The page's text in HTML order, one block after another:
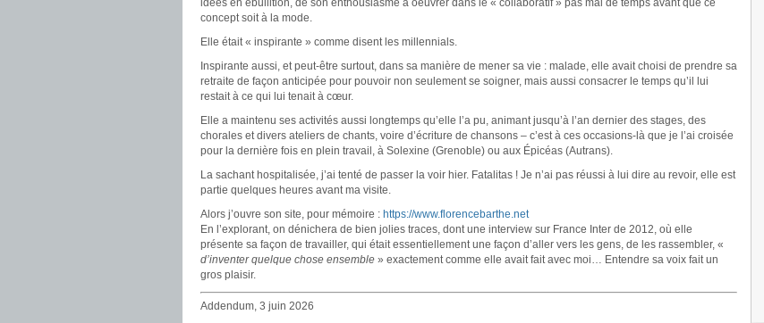
idées en ébullition, de son enthousiasme à oeuvrer dans le « collaboratif » pas mal de temps avant que ce
concept soit à la mode.
Elle était « inspirante » comme disent les millennials.
Inspirante aussi, et peut-être surtout, dans sa manière de mener sa vie : malade, elle avait choisi de prendre sa
retraite de façon anticipée pour pouvoir non seulement se soigner, mais aussi consacrer le temps qu’il lui
restait à ce qui lui tenait à cœur.
Elle a maintenu ses activités aussi longtemps qu’elle l’a pu, animant jusqu’à l’an dernier des stages, des
chorales et divers ateliers de chants, voire d’écriture de chansons – c’est à ces occasions-là que je l’ai croisée
pour la dernière fois en plein travail, à Solexine (Grenoble) ou aux Épicéas (Autrans).
La sachant hospitalisée, j’ai tenté de passer la voir hier. Fatalitas ! Je n’ai pas réussi à lui dire au revoir, elle est
partie quelques heures avant ma visite.
Alors j’ouvre son site, pour mémoire : https://www.florencebarthe.net
En l’explorant, on dénichera de bien jolies traces, dont une interview sur France Inter de 2012, où elle
présente sa façon de travailler, qui était essentiellement une façon d’aller vers les gens, de les rassembler, «
d’inventer quelque chose ensemble » exactement comme elle avait fait avec moi… Entendre sa voix fait un
gros plaisir.
Addendum, 3 juin 2026